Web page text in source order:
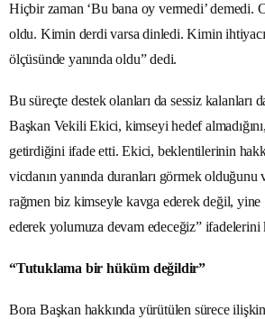
Hiçbir zaman ‘Bu bana oy vermedi’ demedi.
oldu. Kimin derdi varsa dinledi. Kimin ihtiyacı
ölçüsünde yanında oldu” dedi.
Bu süreçte destek olanları da sessiz kalanları
Başkan Vekili Ekici, kimseyi hedef
getirdiğini ifade etti. Ekici, beklentilerinin
vicdanın yanında duranları görmek
rağmen biz kimseyle kavga ederek değil,
ederek yolumuza devam edeceğiz” ifadelerini
“Tutuklama bir hüküm değildir”
Bora Başkan hakkında yürütülen sürece